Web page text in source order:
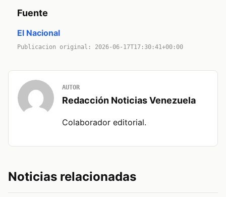
Fuente
El Nacional
Publicacion original: 2026-06-17T17:30:41+00:00
AUTOR
Redacción Noticias Venezuela
Colaborador editorial.
Noticias relacionadas